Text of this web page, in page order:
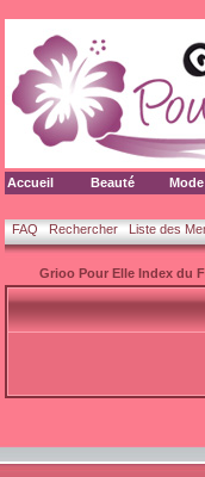
Accueil Beauté Mode
FAQ Rechercher Liste des
Grioo Pour Elle Index du